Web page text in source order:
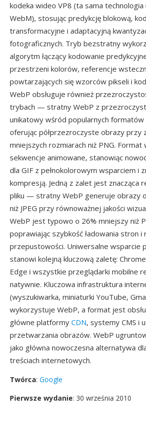
kodeka wideo VP8 (ta sama
WebM), stosując predykcję blokową,
transformacyjne i adaptacyjną
fotograficznych. Tryb bezstratny
algorytm łączący kodowanie
przestrzeni kolorów, referencje
powtarzających się wzorców pikseli i
WebP obsługuje również
trybach — stratny WebP z
unikatowy wśród popularnych
oferując półprzezroczyste obrazy przy
mniejszych rozmiarach niż PNG. Format
sekwencje animowane, stanowiąc
dla GIF z pełnokolorowym wsparciem i
kompresją. Jedną z zalet jest znacząca
pliku — stratny WebP generuje obrazy
niż JPEG przy równoważnej jakości
WebP jest typowo o 26% mniejszy niż
poprawiając szybkość ładowania stron i
przepustowości. Uniwersalne wsparcie
stanowi kolejną kluczową zaletę:
Edge i wszystkie przeglądarki mobilne
natywnie. Kluczowa infrastruktura
(wyszukiwarka, miniaturki YouTube,
wykorzystuje WebP, a format jest
główne platformy CDN, systemy CMS i
przetwarzania obrazów. WebP
jako główna nowoczesna alternatywa
treściach internetowych.
Twórca: Google
Pierwsze wydanie: 30 września 2010